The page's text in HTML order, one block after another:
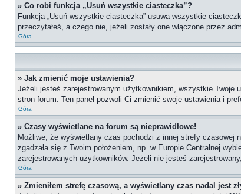
» Co robi funkcja „Usuń wszystkie ciasteczka”?
Funkcja „Usuń wszystkie ciasteczka” usuwa wszystkie
przeczytałeś, a czego nie, jeżeli zostały one włączone przez
Góra
» Jak zmienić moje ustawienia?
Jeżeli jesteś zarejestrowanym użytkownikiem, wszystkie Twoje
stron forum. Ten panel pozwoli Ci zmienić swoje ustawienia i
Góra
» Czasy wyświetlane na forum są nieprawidłowe!
Możliwe, że wyświetlany czas pochodzi z innej strefy czasowej
zgadzała się z Twoim położeniem, np. w Europie Centralnej
zarejestrowanych użytkowników. Jeżeli nie jesteś
Góra
» Zmieniłem strefę czasową, a wyświetlany czas nadal jest